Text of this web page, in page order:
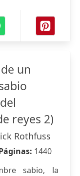
un
reyes 2)
Rothfuss
1440
sabio, la